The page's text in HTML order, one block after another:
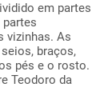
em partes
vizinhas. As
braços,
pés e o rosto.
Teodoro da